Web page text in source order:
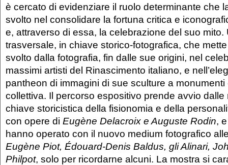
è cercato di evidenziare il ruolo determinante che
svolto nel consolidare la fortuna critica e
e, attraverso di essa, la celebrazione del suo mito.
trasversale, in chiave storico-fotografica, che
svolto dalla fotografia, fin dalle sue origini, nel
massimi artisti del Rinascimento italiano, e
pantheon di immagini di sue sculture a
collettiva. Il percorso espositivo prende avvio
chiave storicistica della fisionomia e della
con opere di Eugène Delacroix e Auguste Rodin,
hanno operato con il nuovo medium fotografico
Eugène Piot, Édouard-Denis Baldus, gli Alinari,
Philpot, solo per ricordarne alcuni. La mostra si